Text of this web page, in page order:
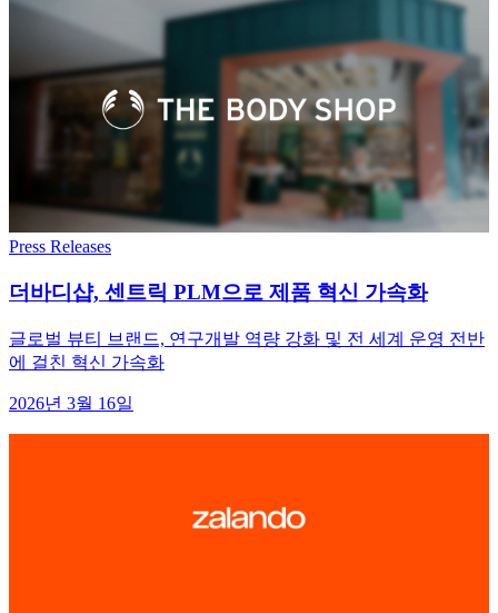
Press Releases
더바디샵, 센트릭 PLM으로 제품 혁신 가속화
글로벌 뷰티 브랜드, 연구개발 역량 강화 및 전 세계 운영 전반
에 걸친 혁신 가속화
2026년 3월 16일